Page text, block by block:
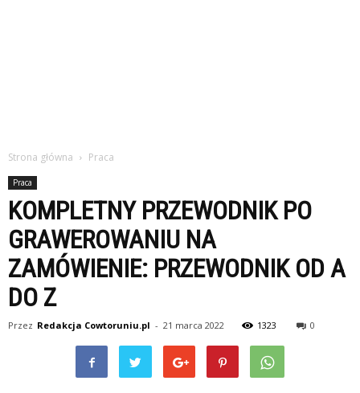
Strona główna Praca
Praca
KOMPLETNY PRZEWODNIK PO
GRAWEROWANIU NA
ZAMÓWIENIE: PRZEWODNIK OD A
DO Z
Przez Redakcja Cowtoruniu.pl - 21 marca 2022 1323 0